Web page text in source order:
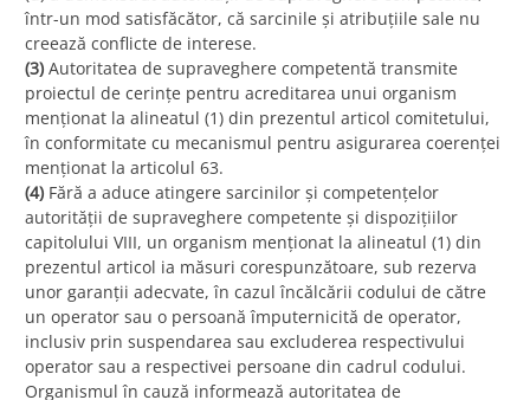
într-un mod satisfăcător, că sarcinile și atribuțiile sale nu
creează conflicte de interese.
(3) Autoritatea de supraveghere competentă transmite
proiectul de cerințe pentru acreditarea unui organism
menționat la alineatul (1) din prezentul articol comitetului,
în conformitate cu mecanismul pentru asigurarea coerenței
menționat la articolul 63.
(4) Fără a aduce atingere sarcinilor și competențelor
autorității de supraveghere competente și dispozițiilor
capitolului VIII, un organism menționat la alineatul (1) din
prezentul articol ia măsuri corespunzătoare, sub rezerva
unor garanții adecvate, în cazul încălcării codului de către
un operator sau o persoană împuternicită de operator,
inclusiv prin suspendarea sau excluderea respectivului
operator sau a respectivei persoane din cadrul codului.
Organismul în cauză informează autoritatea de